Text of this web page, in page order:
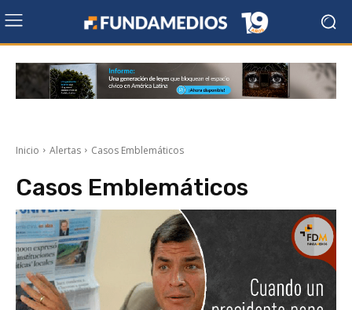
Inicio Alertas Casos Emblemáticos
Casos Emblemáticos